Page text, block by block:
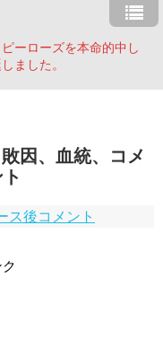
ーローズを本命的中し
ました。
因、血統、コメ
ス後コメント